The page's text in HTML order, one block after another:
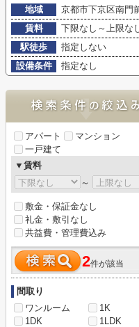
地域
京都市下京区南門
賃料
下限なし～上限な
駅徒歩
指定しない
設備条件
指定なし
アパート
マンション
一戸建て
▼賃料
～
敷金・保証金なし
礼金・敷引なし
共益費・管理費込み
2件が該当
間取り
ワンルーム
1K
1DK
1LDK